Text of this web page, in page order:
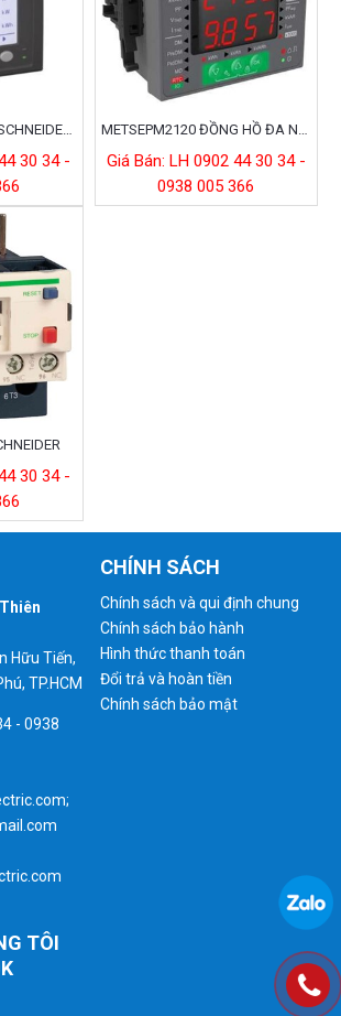
30 34 -
Giá Bán: LH 0902 44 30 34 -
0938 005 366
30 34 -
Hữu Tiến,
TP.HCM
- 0938
CHÍNH SÁCH
Chính sách và qui định chung
Chính sách bảo hành
Hình thức thanh toán
Đổi trả và hoàn tiền
Chính sách bảo mật
TÔI